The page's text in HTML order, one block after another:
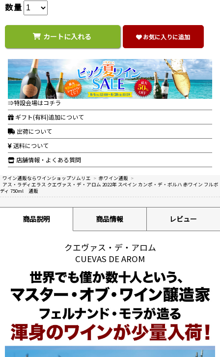
数量
カートに入れる お気に入りに追加
⇒特設会場はコチラ
ギフト(有料)追加について
出荷について
送料について
店舗情報・よくある質問
ワイン通販ならワインショップソムリエ > 赤ワイン通販 >
アス・ラディエラス クエヴァス・デ・アロム 2022年 スペイン カンポ・デ・ボルハ 赤ワイン フルボ
ディ 750ml 通販
商品説明 商品情報 レビュー
クエヴァス・デ・アロム
CUEVAS DE AROM